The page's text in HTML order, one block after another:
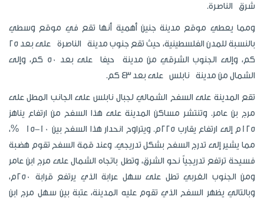
شرق الناصرة.
ومما يعطي موقع مدينة جنين أهمية أنها تقع في موقع وسطي
بالنسبة للمدن الفلسطينية، حيث تقع جنوب مدينة الناصرة على بعد 25
كم، وإلى الجنوب الشرقي من مدينة حيفا على بعد 50 كم، وإلى
الشمال من مدينة نابلس على بعد 43 كم.
تقع المدينة على السفح الشمالي لجبال نابلس على الجانب المطل على
مرج بن عامر. وتنتشر مساكن المدينة على هذا السفح من ارتفاع يناهز
125م إلى ارتفاع يقارب 225م. ويتراوح انحدار هذا السفح بين 10-15 %،
مما يشير إلى تدرج السفح بشكل تدريجي. وعند قمة السفح تقوم هضبة
فسيحة ترتفع تدريجياً نحو الشرق، وتطل باتجاه الشمال على مرج ابن عامر
ومن الجنوب الغربي تطل على سهل عرابة الذي يرتفع قرابة 250م،
وبالتالي يظهر السفح الذي تقوم عليه المدينة، عتبة بين سهل مرج ابن